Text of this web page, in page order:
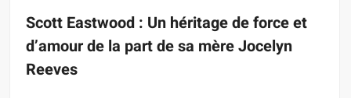
Scott Eastwood : Un héritage de force et
d’amour de la part de sa mère Jocelyn
Reeves